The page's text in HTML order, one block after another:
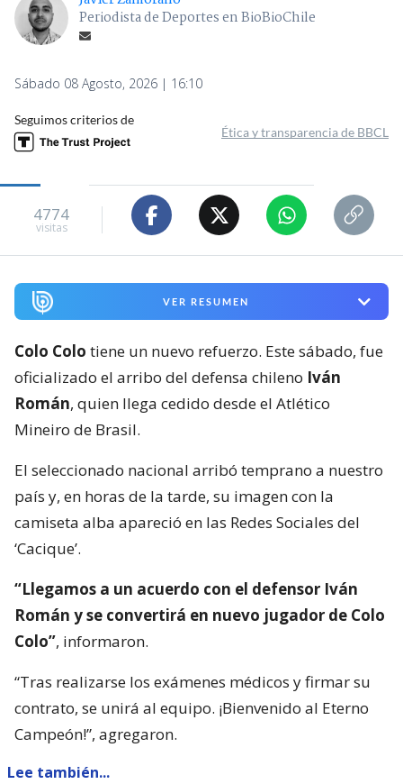
Periodista de Deportes en BioBioChile
Sábado 08 Agosto, 2026 | 16:10
Seguimos criterios de
Ética y transparencia de BBCL
4774
visitas
VER RESUMEN
Colo Colo tiene un nuevo refuerzo. Este sábado, fue
oficializado el arribo del defensa chileno Iván
Román, quien llega cedido desde el Atlético
Mineiro de Brasil.
El seleccionado nacional arribó temprano a nuestro
país y, en horas de la tarde, su imagen con la
camiseta alba apareció en las Redes Sociales del
‘Cacique’.
“Llegamos a un acuerdo con el defensor Iván
Román y se convertirá en nuevo jugador de Colo
Colo”, informaron.
“Tras realizarse los exámenes médicos y firmar su
contrato, se unirá al equipo. ¡Bienvenido al Eterno
Campeón!”, agregaron.
Lee también...